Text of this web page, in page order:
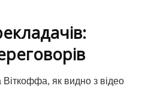
Віткоффа, як видно з відео